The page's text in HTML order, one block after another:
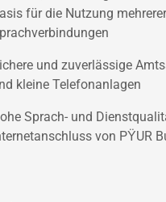
für die Nutzung
und zuverlässige
kleine Telefonanlagen
Sprach- und
von PŸUR